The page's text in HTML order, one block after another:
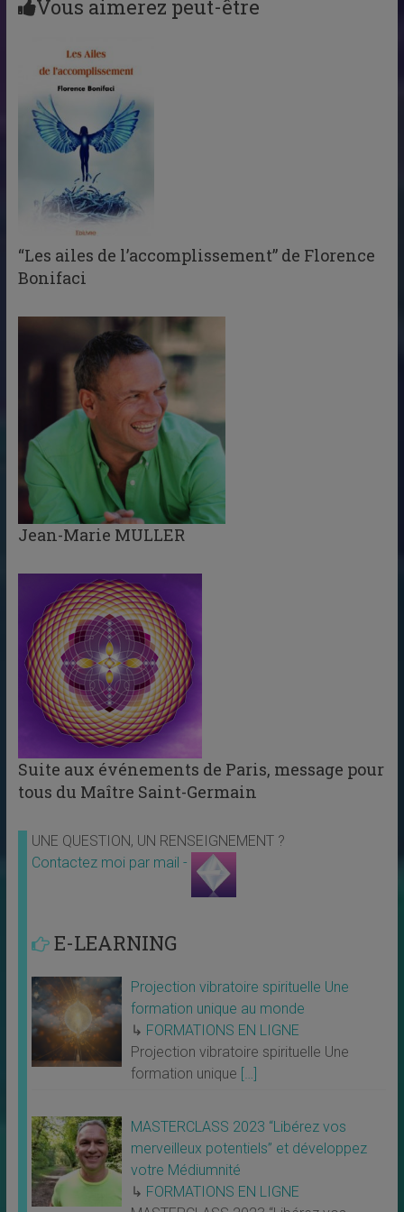
Vous aimerez peut-être
“Les ailes de l’accomplissement” de Florence
Bonifaci
Jean-Marie MULLER
Suite aux événements de Paris, message pour
tous du Maître Saint-Germain
UNE QUESTION, UN RENSEIGNEMENT ?
Contactez moi par mail -
E-LEARNING
Projection vibratoire spirituelle Une
formation unique au monde
↳ FORMATIONS EN LIGNE
Projection vibratoire spirituelle Une
formation unique […]
MASTERCLASS 2023 “Libérez vos
merveilleux potentiels” et développez
votre Médiumnité
↳ FORMATIONS EN LIGNE